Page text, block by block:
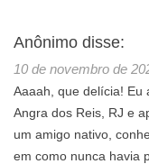
Anônimo disse:
10 de novembro de
Aaaah, que delícia! Eu
Angra dos Reis, RJ e
um amigo nativo,
em como nunca havia